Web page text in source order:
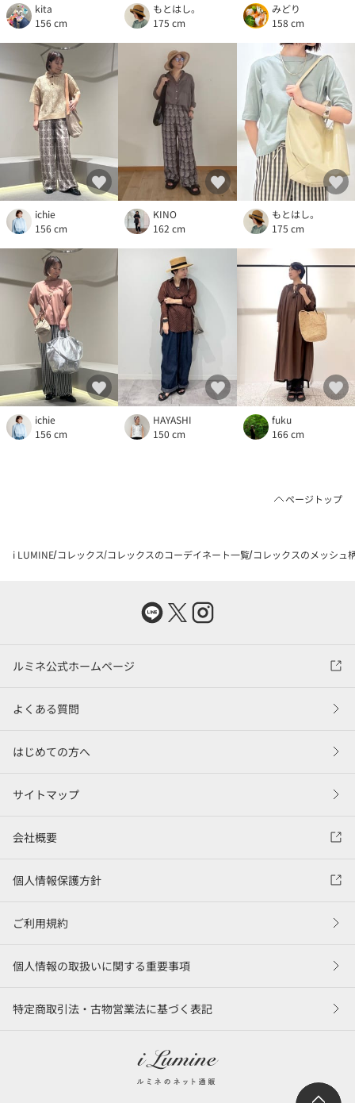
kita
156 cm
もとはし。
175 cm
みどり
158 cm
ichie
156 cm
KINO
162 cm
もとはし。
175 cm
ichie
156 cm
HAYASHI
150 cm
fuku
166 cm
ページトップ
i LUMINE コレックス コレックスのコーデイネート一覧 コレックスのメッシュ
ルミネ公式ホームページ
よくある質問
はじめての方へ
サイトマップ
会社概要
個人情報保護方針
ご利用規約
個人情報の取扱いに関する重要事項
特定商取引法・古物営業法に基づく表記